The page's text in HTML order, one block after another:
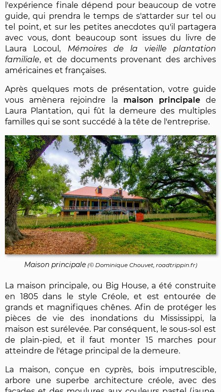
l'expérience finale dépend pour beaucoup de votre
guide, qui prendra le temps de s'attarder sur tel ou
tel point, et sur les petites anecdotes qu'il partagera
avec vous, dont beaucoup sont issues du livre de
Laura Locoul, Mémoires de la vieille plantation
familiale, et de documents provenant des archives
américaines et françaises.
Après quelques mots de présentation, votre guide
vous amènera rejoindre la maison principalede
Laura Plantation, qui fût la demeure des multiples
familles qui se sont succédé à la tête de l'entreprise.
Maison principale(© Dominique Chouvet, roadtrippin.fr)
La maison principale, ou Big House, a été construite
en 1805 dans le style Créole, et est entourée de
grands et magnifiques chênes. Afin de protéger les
pièces de vie des inondations du Mississippi, la
maison est surélevée. Par conséquent, le sous-sol est
de plain-pied, et il faut monter 15 marches pour
atteindre de l'étage principal de la demeure.
La maison, conçue en cyprès, bois imputrescible,
arbore une superbe architecture créole, avec des